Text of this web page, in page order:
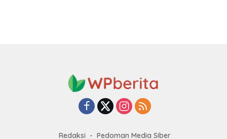
Redaksi Pedoman Media Siber